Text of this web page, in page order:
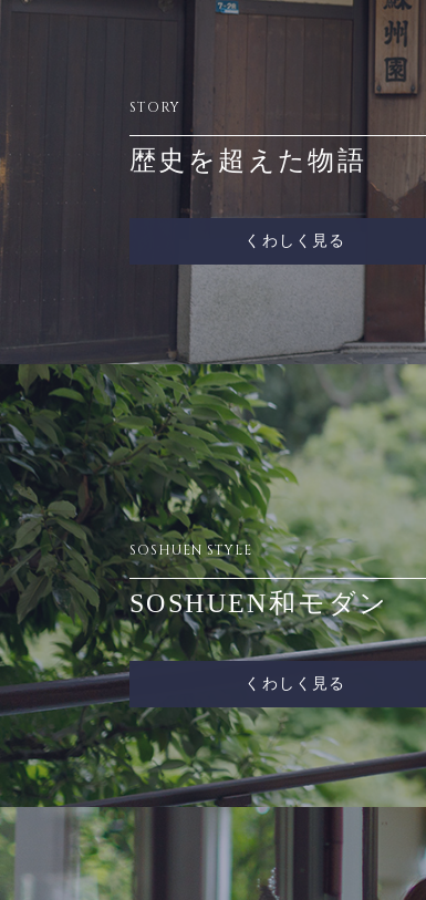
STORY
歴史を超えた物語
くわしく見る
SOSHUEN STYLE
SOSHUEN和モダン
くわしく見る